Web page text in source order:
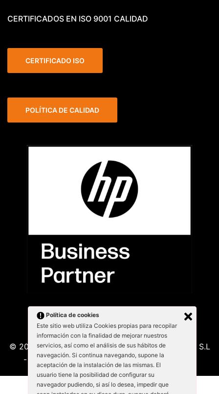
CERTIFICADOS EN ISO 9001 CALIDAD
CERTIFICADO ISO
POLÍTICA DE CALIDAD
© 2026 Kabu Blanu System SL. KabuBlanu System S.L
- Lepant 339/341 (Local 4) 08025 - Barcelona
Política de cookies
Este sitio web utiliza Cookies propias para recopilar
información con la finalidad de mejorar nuestros
servicios, así como el análisis de sus hábitos de
navegación. Si continua navegando, supone la
aceptación de la instalación de las mismas. El
usuario tiene la posibilidad de configurar su
navegador pudiendo, si así lo desea, impedir que